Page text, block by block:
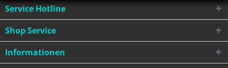
Service Hotline
Shop Service
Informationen